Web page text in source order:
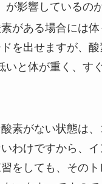
が影響しているの
がある場合には
を出せますが、
いと体が重く、す
素がない状態は
わけですから、
をしても、その